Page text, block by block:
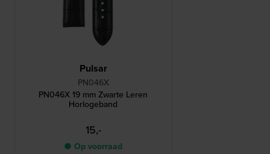
Pulsar
PN046X
PN046X 19 mm Zwarte Leren
Horlogeband
15,-
● Op voorraad